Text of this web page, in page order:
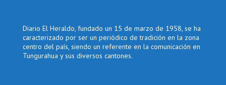
Diario El Heraldo, fundado un 15 de marzo de 1958, se ha
caracterizado por ser un periódico de tradición en la zona
centro del país, siendo un referente en la comunicación en
Tungurahua y sus diversos cantones.